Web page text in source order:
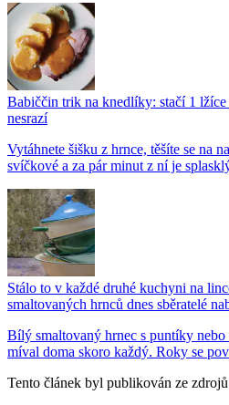
Babiččin trik na knedlíky: stačí 1
nesrazí
Vytáhnete šišku z hrnce, těšíte se na
svíčkové a za pár minut z ní je
Stálo to v každé druhé kuchyni na
smaltovaných hrnců dnes sběratelé
Bílý smaltovaný hrnec s puntíky
míval doma skoro každý. Roky se
Tento článek byl publikován ze zdrojů